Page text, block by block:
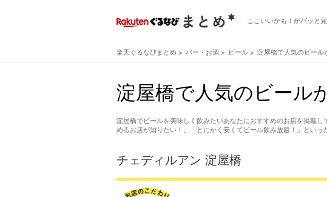
ここいいかも！がパッと
楽天ぐるなびまとめ バー・お酒 ビール 淀屋橋で人気のビール
淀屋橋で人気のビール
淀屋橋でビールを美味しく飲みたいあなたにおすすめのお店を掲載
めるお店が知りたい！」「とにかく安くてビール飲み放題！」とい
チェディルアン 淀屋橋